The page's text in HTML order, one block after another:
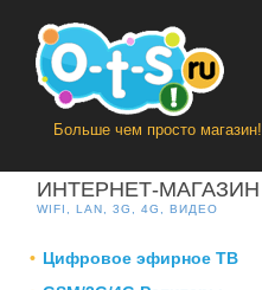
Больше чем просто магазин!
ИНТЕРНЕТ-МАГАЗИН
WIFI, LAN, 3G, 4G, ВИДЕО
Цифровое эфирное ТВ